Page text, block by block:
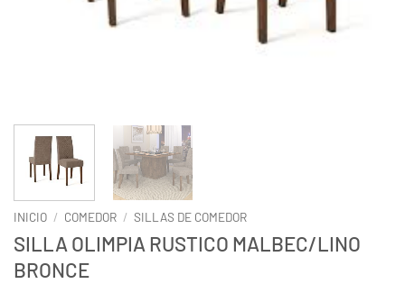
INICIO / COMEDOR / SILLAS DE COMEDOR
SILLA OLIMPIA RUSTICO MALBEC/LINO
BRONCE